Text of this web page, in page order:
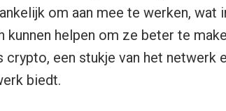
om aan mee te werken, wat
helpen om ze beter te
crypto, een stukje van het netwerk
biedt.